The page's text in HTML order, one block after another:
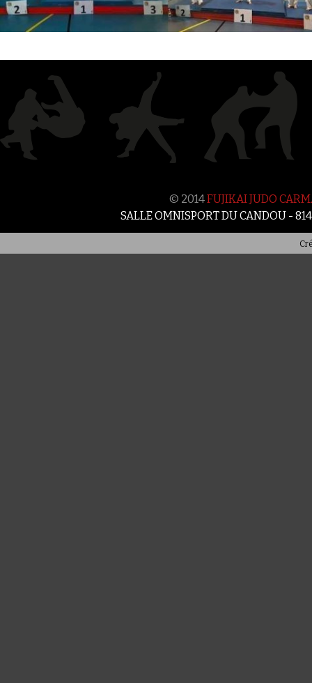
© 2014FUJIKAI JUDO
SALLE OMNISPORT DU CANDOU -